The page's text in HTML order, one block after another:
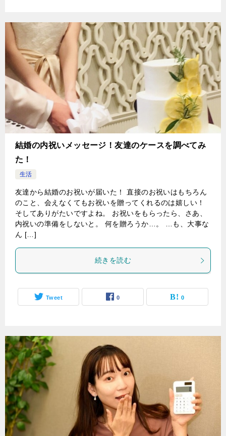
結婚の内祝いメッセージ！友達のケースを調べてみ
た！
生活
友達から結婚のお祝いが届いた！ 直接のお祝いはもちろん
のこと、会えなくてもお祝いを贈ってくれるのは嬉しい！
そしてありがたいですよね。 お祝いをもらったら、さあ、
内祝いの準備をしないと。 何を贈ろうか…。 …も、大事な
ん […]
続きを読む
Tweet 0 0